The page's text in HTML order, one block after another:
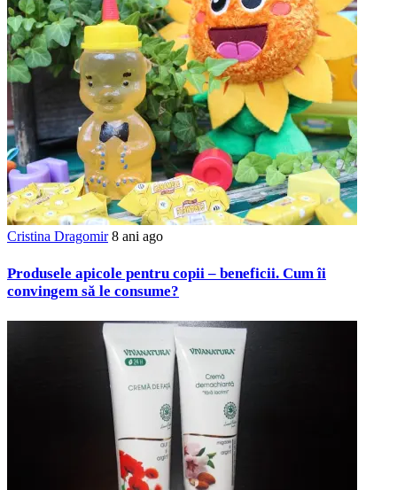
Cristina Dragomir 8 ani ago
Produsele apicole pentru copii – beneficii. Cum îi
convingem să le consume?